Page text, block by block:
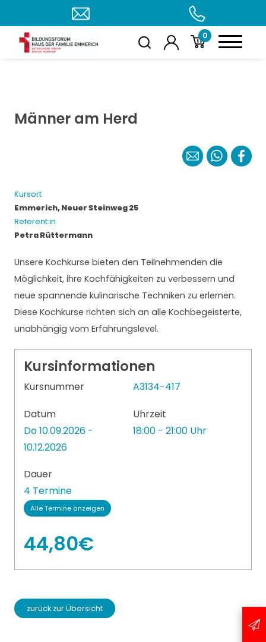
0
Männer am Herd
Referent:in
Petra Rüttermann
Kursort
Emmerich, Neuer Steinweg 25
Unsere Kochkurse bieten den Teilnehmenden die
Möglichkeit, ihre Kochfähigkeiten zu verbessern und
neue spannende kulinarische Techniken zu erlernen.
Diese Kochkurse richten sich an alle Kochbegeisterte,
unabhängig vom Erfahrungslevel.
Kursinformationen
Kursnummer
A3134-417
Datum
Do 10.09.2026 -
10.12.2026
Uhrzeit
18:00 - 21:00 Uhr
Dauer
4 Termine
Alle Termine anzeigen
44,80€
zurück zur Übersicht